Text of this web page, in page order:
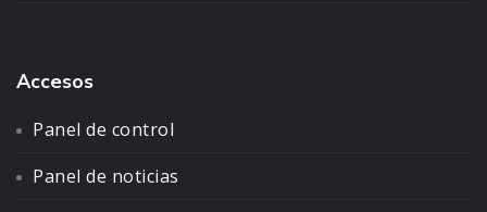
Accesos
Panel de control
Panel de noticias